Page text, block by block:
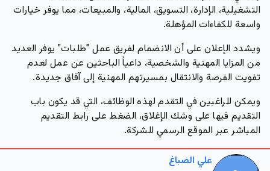
التشغيلية، الإدارة، التسويق، المالية، والمبيعات، مما يوفر خيارات
واسعة للكفاءات المؤهلة.
ويشدد الإعلان على أن الانضمام لفريق عمل "طلبات" يوفر العديد
من المزايا المهنية والشخصية، داعياً الباحثين عن عمل لعدم
تفويت الفرصة والانتقال بمسيرتهم المهنية إلى آفاق جديدة.
ويمكن للراغبين في التقدم لهذه الوظائف، التي قد يكون باب
التقديم فيها على وشك الإغلاق، الضغط على رابط التقديم
المباشر عبر الموقع الرسمي للشركة.
علي الصباغ